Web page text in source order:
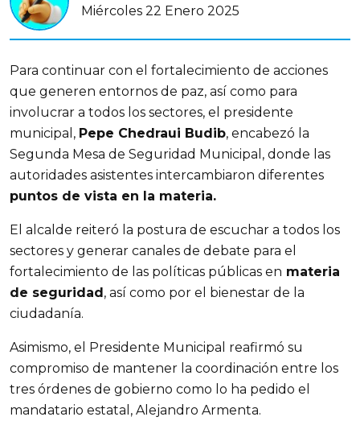
Miércoles 22 Enero 2025
Para continuar con el fortalecimiento de acciones
que generen entornos de paz, así como para
involucrar a todos los sectores, el presidente
municipal, Pepe Chedraui Budib, encabezó la
Segunda Mesa de Seguridad Municipal, donde las
puntos de vista en la materia.
El alcalde reiteró la postura de escuchar a todos los
sectores y generar canales de debate para el
fortalecimiento de las políticas públicas en materia
de seguridad, así como por el bienestar de la
ciudadanía.
Asimismo, el Presidente Municipal reafirmó su
compromiso de mantener la coordinación entre los
tres órdenes de gobierno como lo ha pedido el
mandatario estatal, Alejandro Armenta.